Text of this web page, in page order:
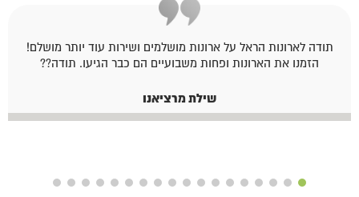
תודה לארונות הראל על ארונות מושלמים ושירות עוד יותר מושלם!
הזמנו את הארונות ופחות משבועיים הם כבר הגיעו. תודה??
שילת מרציאנו